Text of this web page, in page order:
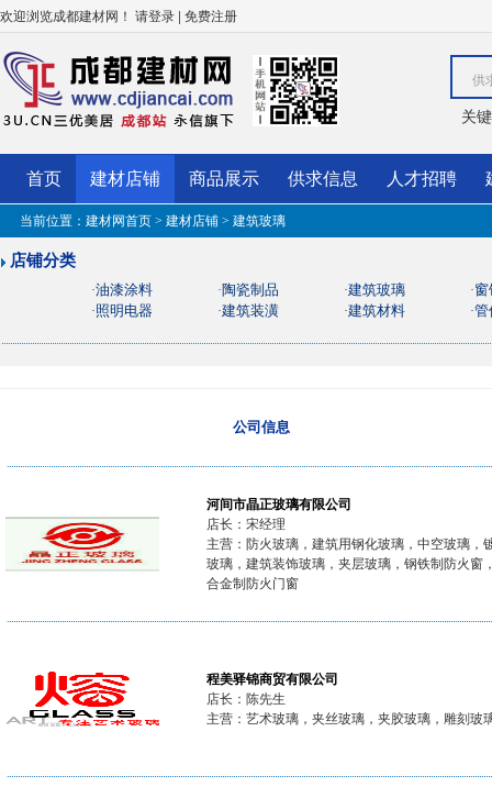
欢迎浏览成都建材网！ 请登录 | 免费注册
供
关
首页 建材店铺 商品展示 供求信息 人才招聘
当前位置： 建材网首页 > 建材店铺 > 建筑玻璃
店铺分类
·油漆涂料 ·陶瓷制品 ·建筑玻璃 ·窗
·照明电器 ·建筑装潢 ·建筑材料 ·管
公司信息
河间市晶正玻璃有限公司
店长：宋经理
主营：防火玻璃，建筑用钢化玻璃，中空玻璃，
玻璃，建筑装饰玻璃，夹层玻璃，钢铁制防火窗
合金制防火门窗
程美驿锦商贸有限公司
店长：陈先生
主营：艺术玻璃，夹丝玻璃，夹胶玻璃，雕刻玻